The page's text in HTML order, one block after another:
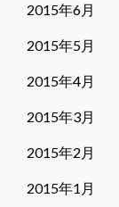
2015年6月
2015年5月
2015年4月
2015年3月
2015年2月
2015年1月